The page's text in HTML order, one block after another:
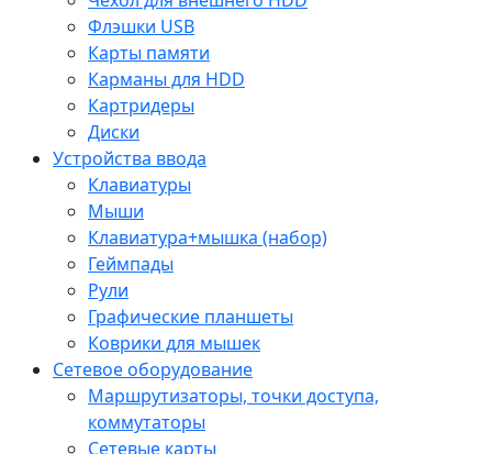
Флэшки USB
Карты памяти
Карманы для HDD
Картридеры
Диски
Устройства ввода
Клавиатуры
Мыши
Клавиатура+мышка (набор)
Геймпады
Рули
Графические планшеты
Коврики для мышек
Сетевое оборудование
Маршрутизаторы, точки доступа,
коммутаторы
Сетевые карты